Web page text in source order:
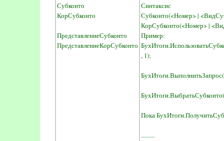
Субконто
КорСубконто
ПредставлениеСубконто
ПредставлениеКорСубконто
Синтаксис
Субконто(<Номер> |
КорСубконто(<Номер> |
Пример:
, 1);
Пока
.........